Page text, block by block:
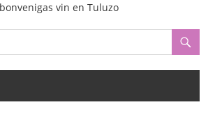
bonvenigas vin en Tuluzo